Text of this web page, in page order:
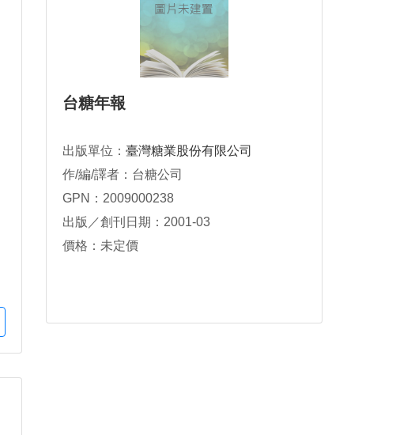
台糖年報
出版單位： 臺灣糖業股份有限公司
作/編/譯者：台糖公司
GPN：2009000238
出版／創刊日期：2001-03
價格：未定價